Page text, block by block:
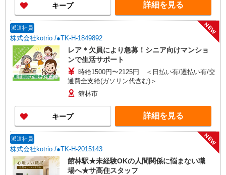
キープ 詳細を見る
派遣社員
株式会社kotrio /●TK-H-1849892
NEW
レア＊欠員により急募！シニア向けマンショ
ンで生活サポート
時給1500円〜2125円 ＜日払い有/週払い有/交
通費全支給(ガソリン代含む)＞
館林市
キープ 詳細を見る
派遣社員
株式会社kotrio /●TK-H-2015143
NEW
館林駅★未経験OKの人間関係に悩まない職
場へ★サ高住スタッフ